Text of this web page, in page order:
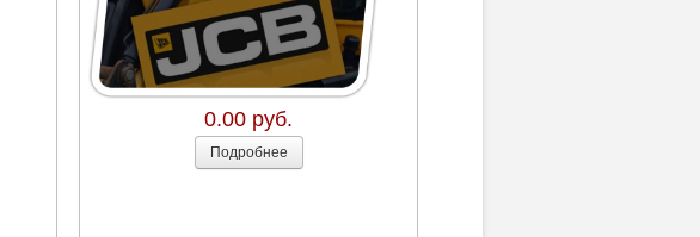
0.00 руб.
Подробнее